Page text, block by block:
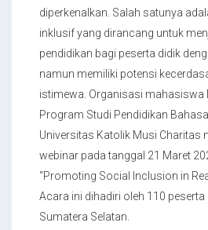
diperkenalkan. Salah satunya
inklusif yang dirancang untuk
pendidikan bagi peserta didik
namun memiliki potensi
istimewa. Organisasi mahasiswa
Program Studi Pendidikan
Universitas Katolik Musi Charitas
webinar pada tanggal 21 Maret
“Promoting Social Inclusion in
Acara ini dihadiri oleh 110
Sumatera Selatan.